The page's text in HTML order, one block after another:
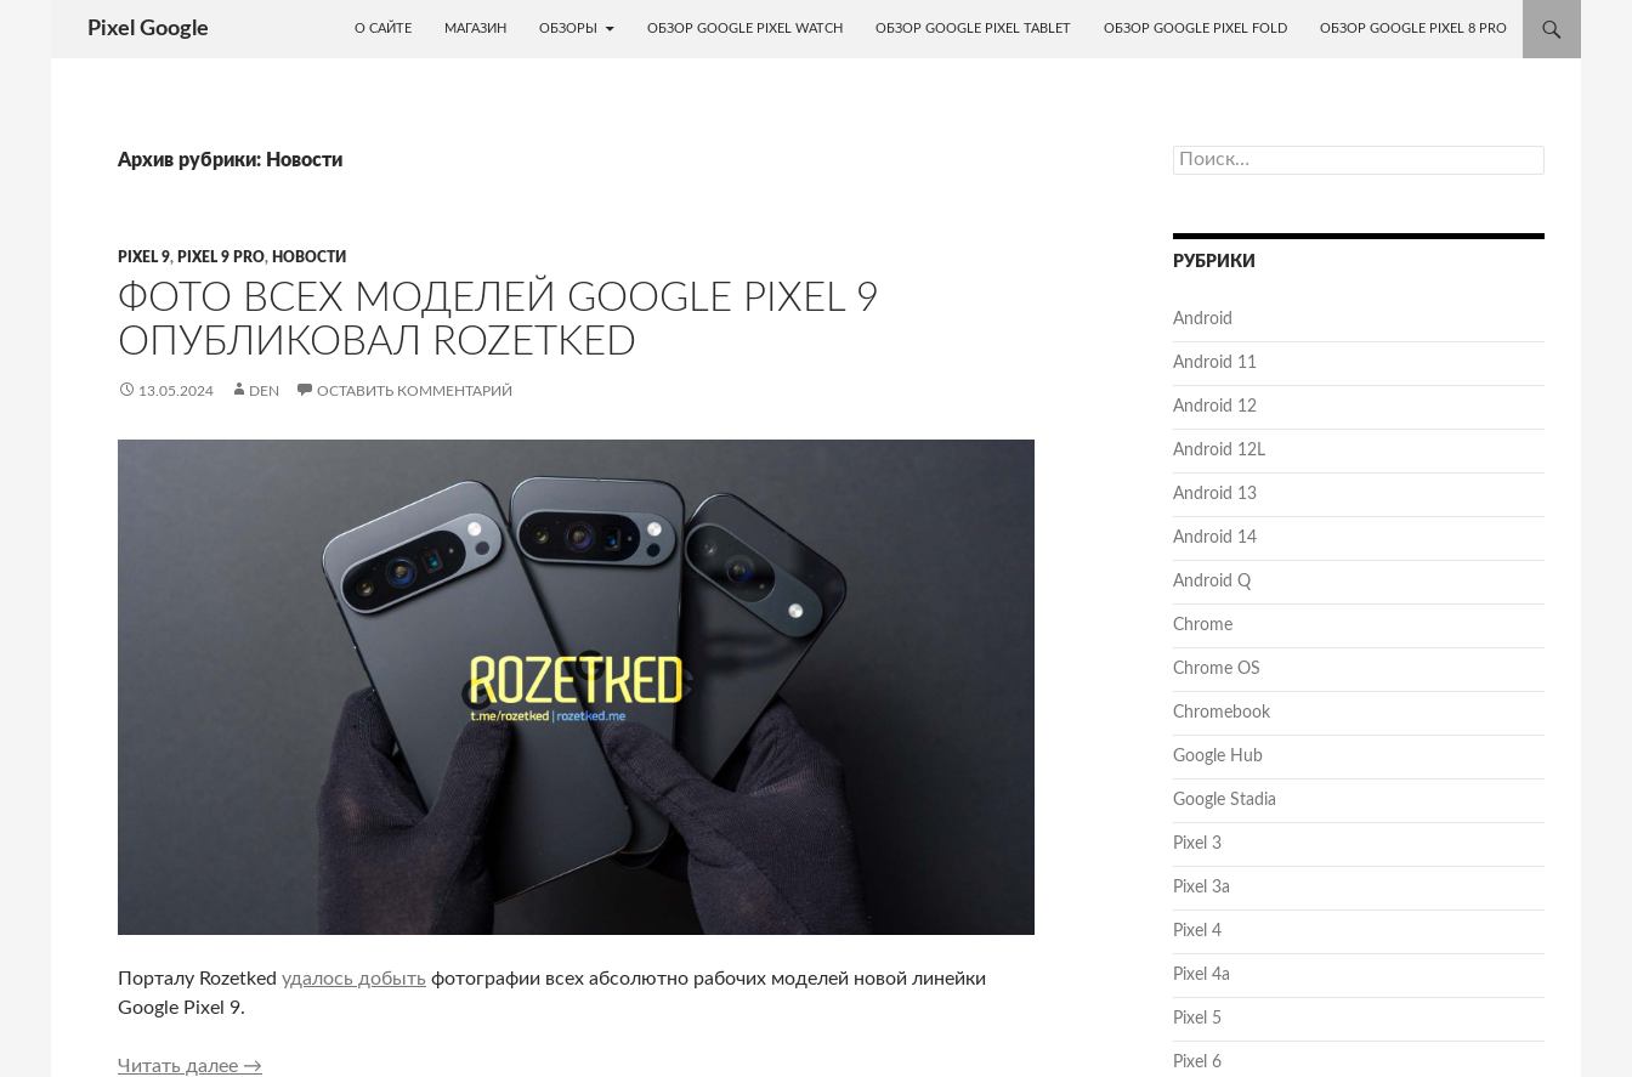
Pixel Google
О САЙТЕ
МАГАЗИН ОБЗОРЫ ОБЗОР GOOGLE PIXEL WATCH ОБЗОР GOOGLE PIXEL TABLET ОБЗОР GOOGLE PIXEL FOLD ОБЗОР GOOGLE PIXEL 8 PRO
Архив рубрики: Новости
PIXEL 9, PIXEL 9 PRO, НОВОСТИ
ФОТО ВСЕХ МОДЕЛЕЙ GOOGLE PIXEL 9
ОПУБЛИКОВАЛ ROZETKED
13.05.2024 DEN ОСТАВИТЬ КОММЕНТАРИЙ
Порталу Rozetked удалось добыть фотографии всех абсолютно рабочих моделей новой линейки
Google Pixel 9.
Читать далее Фото всех моделей Google Pixel 9 опубликовал Rozetked
→
Найти:
РУБРИКИ
Android
Android 11
Android 12
Android 12L
Android 13
Android 14
Android Q
Chrome
Chrome OS
Chromebook
Google Hub
Google Stadia
Pixel 3
Pixel 3a
Pixel 4
Pixel 4a
Pixel 5
Pixel 6